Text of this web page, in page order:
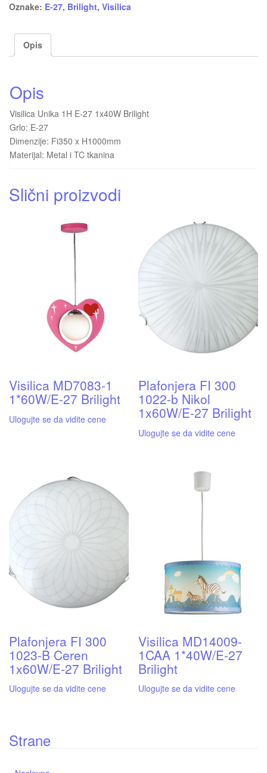
Oznake: E-27, Brilight, Visilica
Opis
Opis
Visilica Unika 1H E-27 1x40W Brilight
Grlo: E-27
Dimenzije: Fi350 x H1000mm
Materijal: Metal i TC tkanina
Slični proizvodi
Visilica MD7083-1
1*60W/E-27 Brilight
Ulogujte se da vidite cene
Plafonjera FI 300
1022-b Nikol
1x60W/E-27 Brilight
Ulogujte se da vidite cene
Plafonjera FI 300
1023-B Ceren
1x60W/E-27 Brilight
Ulogujte se da vidite cene
Visilica MD14009-
1CAA 1*40W/E-27
Brilight
Ulogujte se da vidite cene
Strane